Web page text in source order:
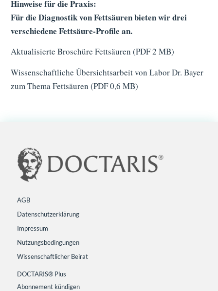
Hinweise für die Praxis:
Für die Diagnostik von Fettsäuren bieten wir drei
verschiedene Fettsäure-Profile an.
Aktualisierte Broschüre Fettsäuren (PDF 2 MB)
Wissenschaftliche Übersichtsarbeit von Labor Dr. Bayer
zum Thema Fettsäuren (PDF 0,6 MB)
AGB
Datenschutzerklärung
Impressum
Nutzungsbedingungen
Wissenschaftlicher Beirat
DOCTARIS® Plus
Abonnement kündigen